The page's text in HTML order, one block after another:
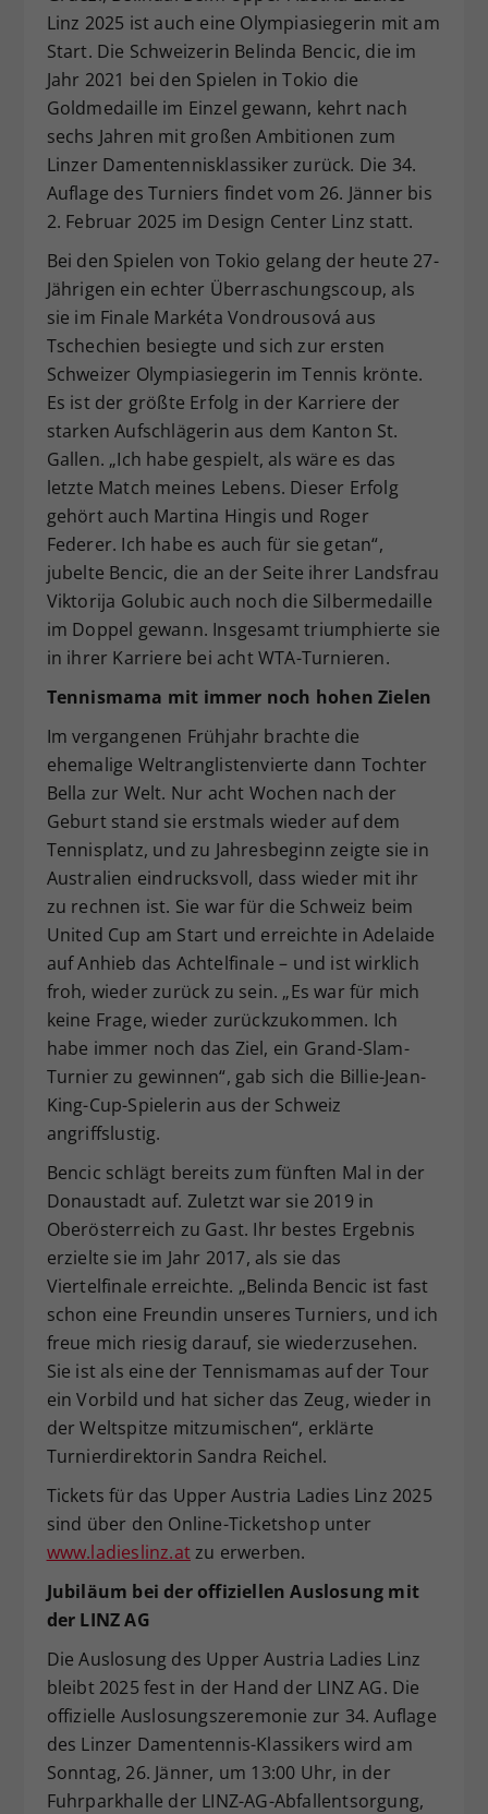
Linz 2025 ist auch eine Olympiasiegerin mit am
Start. Die Schweizerin Belinda Bencic, die im
Jahr 2021 bei den Spielen in Tokio die
Goldmedaille im Einzel gewann, kehrt nach
sechs Jahren mit großen Ambitionen zum
Linzer Damentennisklassiker zurück. Die 34.
Auflage des Turniers findet vom 26. Jänner bis
2. Februar 2025 im Design Center Linz statt.
Bei den Spielen von Tokio gelang der heute 27-
Jährigen ein echter Überraschungscoup, als
sie im Finale Markéta Vondrousová aus
Tschechien besiegte und sich zur ersten
Schweizer Olympiasiegerin im Tennis krönte.
Es ist der größte Erfolg in der Karriere der
starken Aufschlägerin aus dem Kanton St.
Gallen. „Ich habe gespielt, als wäre es das
letzte Match meines Lebens. Dieser Erfolg
gehört auch Martina Hingis und Roger
Federer. Ich habe es auch für sie getan“,
jubelte Bencic, die an der Seite ihrer Landsfrau
Viktorija Golubic auch noch die Silbermedaille
im Doppel gewann. Insgesamt triumphierte sie
in ihrer Karriere bei acht WTA-Turnieren.
Tennismama mit immer noch hohen Zielen
Im vergangenen Frühjahr brachte die
ehemalige Weltranglistenvierte dann Tochter
Bella zur Welt. Nur acht Wochen nach der
Geburt stand sie erstmals wieder auf dem
Tennisplatz, und zu Jahresbeginn zeigte sie in
Australien eindrucksvoll, dass wieder mit ihr
zu rechnen ist. Sie war für die Schweiz beim
United Cup am Start und erreichte in Adelaide
auf Anhieb das Achtelfinale – und ist wirklich
froh, wieder zurück zu sein. „Es war für mich
keine Frage, wieder zurückzukommen. Ich
habe immer noch das Ziel, ein Grand-Slam-
Turnier zu gewinnen“, gab sich die Billie-Jean-
King-Cup-Spielerin aus der Schweiz
angriffslustig.
Bencic schlägt bereits zum fünften Mal in der
Donaustadt auf. Zuletzt war sie 2019 in
Oberösterreich zu Gast. Ihr bestes Ergebnis
erzielte sie im Jahr 2017, als sie das
Viertelfinale erreichte. „Belinda Bencic ist fast
schon eine Freundin unseres Turniers, und ich
freue mich riesig darauf, sie wiederzusehen.
Sie ist als eine der Tennismamas auf der Tour
ein Vorbild und hat sicher das Zeug, wieder in
der Weltspitze mitzumischen“, erklärte
Turnierdirektorin Sandra Reichel.
Tickets für das Upper Austria Ladies Linz 2025
sind über den Online-Ticketshop unter
www.ladieslinz.atzu erwerben.
Jubiläum bei der offiziellen Auslosung mit
der LINZ AG
Die Auslosung des Upper Austria Ladies Linz
bleibt 2025 fest in der Hand der LINZ AG. Die
offizielle Auslosungszeremonie zur 34. Auflage
des Linzer Damentennis-Klassikers wird am
Sonntag, 26. Jänner, um 13:00 Uhr, in der
Fuhrparkhalle der LINZ-AG-Abfallentsorgung,
Zweck
Dieser Wert speichert Ihre Consent-
Einstellungen. Unter anderem eine
zufällig generierte ID, für die
historische Speicherung Ihrer
vorgenommen Einstellungen, falls der
Webseiten-Betreiber dies eingestellt
hat.